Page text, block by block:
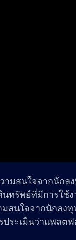
ามสนใจจากนัก
นทรัพย์ที่มีการใช้
สนใจจากนักลง
ประเมินว่าแพล